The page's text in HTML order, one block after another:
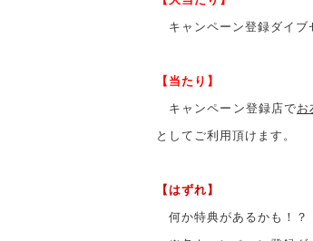
キャンペーン登録ダイブ
【当たり】
キャンペーン登録店でお
としてご利用頂けます。
【はずれ】
何か特典があるかも！？